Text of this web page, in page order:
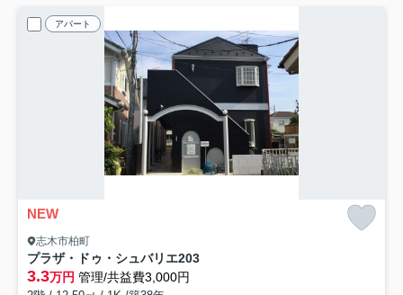
アパート
NEW
志木市柏町
プラザ・ドゥ・シュバリエ203
3.3万円 管理/共益費3,000円